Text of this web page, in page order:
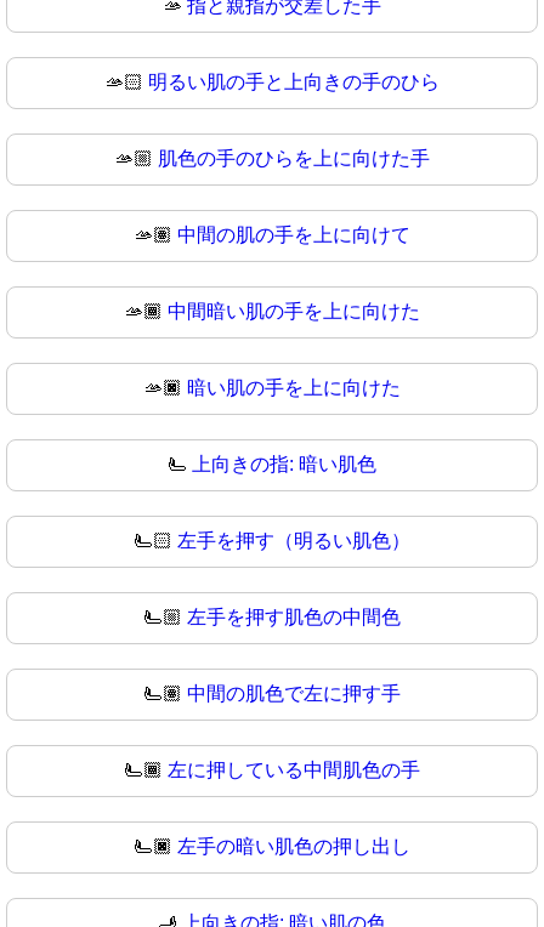
🫴 指と親指が交差した手
🫴🏻 明るい肌の手と上向きの手のひら
🫴🏼 肌色の手のひらを上に向けた手
🫴🏽 中間の肌の手を上に向けて
🫴🏾 中間暗い肌の手を上に向けた
🫴🏿 暗い肌の手を上に向けた
🫷 上向きの指: 暗い肌色
🫷🏻 左手を押す（明るい肌色）
🫷🏼 左手を押す肌色の中間色
🫷🏽 中間の肌色で左に押す手
🫷🏾 左に押している中間肌色の手
🫷🏿 左手の暗い肌色の押し出し